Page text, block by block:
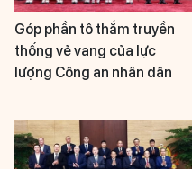
Góp phần tô thắm truyền
thống vẻ vang của lực
lượng Công an nhân dân